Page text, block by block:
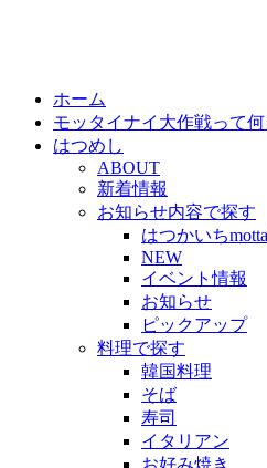
ホーム
モッタイナイ大作戦って何
はつめし
ABOUT
新着情報
お知らせ内容で探す
はつかいち
NEW
イベント情報
お知らせ
ピックアップ
料理で探す
韓国料理
そば
寿司
イタリアン
お好み焼き